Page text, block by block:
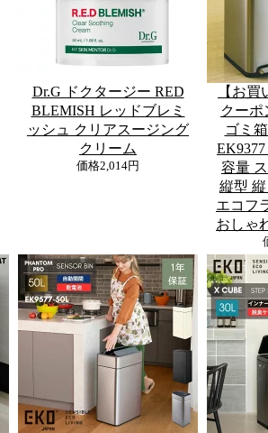
Dr.G ドクタージー RED
BLEMISH レッドブレミ
ッシュ クリアスージング
クリーム
価格2,014円
【お
クーポ
ゴミ
容量
縦型
エコフ
おしゃ